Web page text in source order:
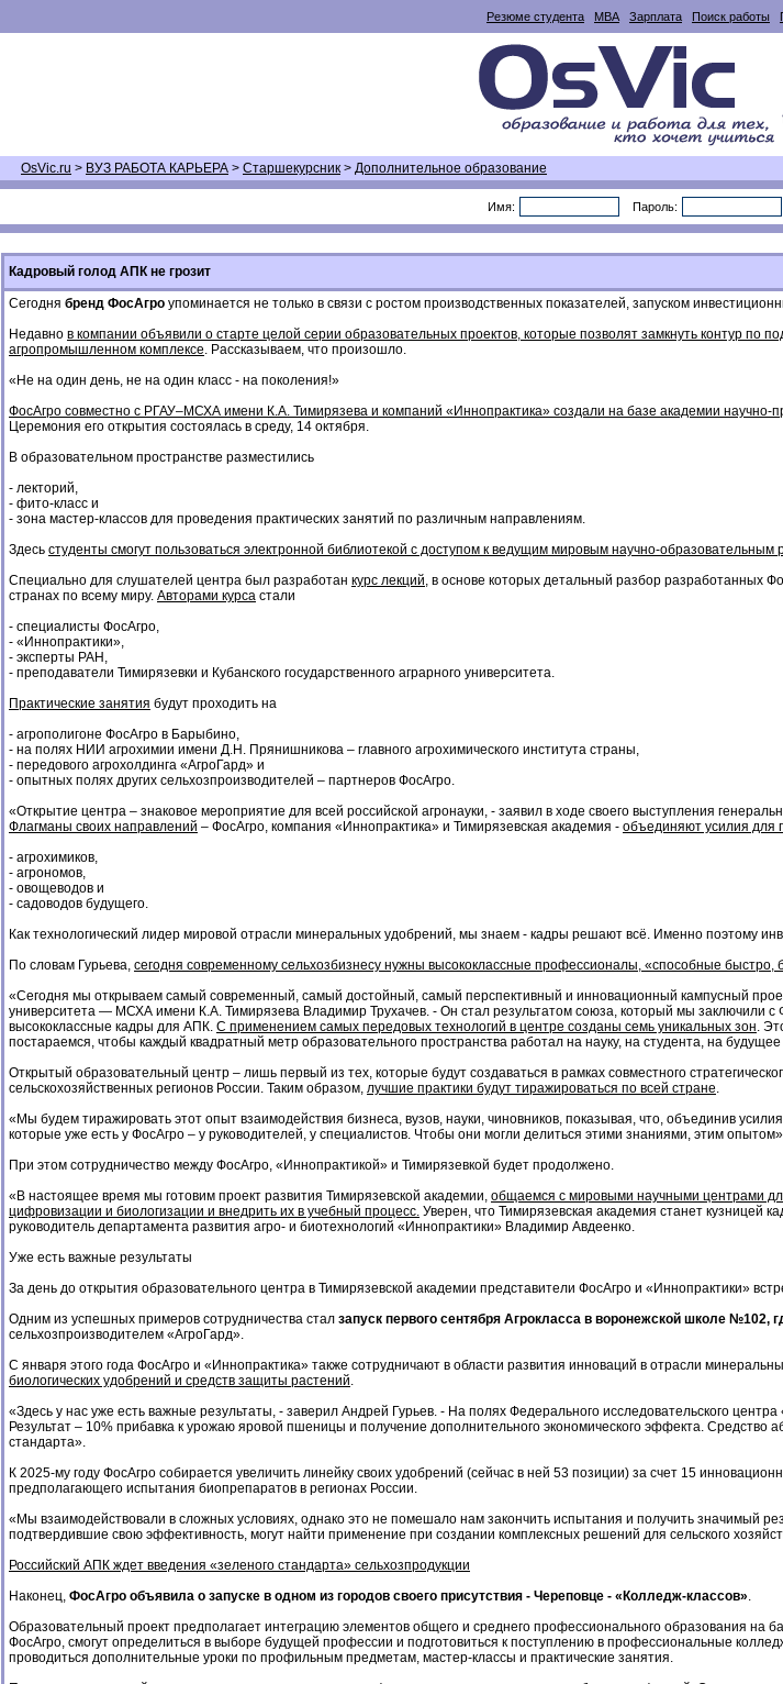
Резюме студента MBA Зарплата Поиск работы
OsVic.ru > ВУЗ РАБОТА КАРЬЕРА > Старшекурсник > Дополнительное образование
Имя: Пароль:
Кадровый голод АПК не грозит
Сегодня бренд ФосАгро упоминается не только в связи с ростом производственных показателей, запуском
Недавно в компании объявили о старте целой серии образовательных проектов, которые позволят замкнуть контур по
агропромышленном комплексе. Рассказываем, что произошло.
«Не на один день, не на один класс - на поколения!»
ФосАгро совместно с РГАУ–МСХА имени К.А. Тимирязева и компаний «Иннопрактика» создали на базе академии
Церемония его открытия состоялась в среду, 14 октября.
В образовательном пространстве разместились
- лекторий,
- фито-класс и
- зона мастер-классов для проведения практических занятий по различным направлениям.
Здесь студенты смогут пользоваться электронной библиотекой с доступом к ведущим мировым научно-образовательным
Специально для слушателей центра был разработан курс лекций, в основе которых детальный разбор разработанных
странах по всему миру. Авторами курса стали
- специалисты ФосАгро,
- «Иннопрактики»,
- эксперты РАН,
- преподаватели Тимирязевки и Кубанского государственного аграрного университета.
Практические занятия будут проходить на
- агрополигоне ФосАгро в Барыбино,
- на полях НИИ агрохимии имени Д.Н. Прянишникова – главного агрохимического института страны,
- передового агрохолдинга «АгроГард» и
- опытных полях других сельхозпроизводителей – партнеров ФосАгро.
«Открытие центра – знаковое мероприятие для всей российской агронауки, - заявил в ходе своего выступления
Флагманы своих направлений – ФосАгро, компания «Иннопрактика» и Тимирязевская академия - объединяют усилия для
- агрохимиков,
- агрономов,
- овощеводов и
- садоводов будущего.
Как технологический лидер мировой отрасли минеральных удобрений, мы знаем - кадры решают всё. Именно поэтому
По словам Гурьева, сегодня современному сельхозбизнесу нужны высококлассные профессионалы, «способные быстро,
«Сегодня мы открываем самый современный, самый достойный, самый перспективный и инновационный кампусный
университета — МСХА имени К.А. Тимирязева Владимир Трухачев. - Он стал результатом союза, который мы заключили с
высококлассные кадры для АПК. С применением самых передовых технологий в центре созданы семь уникальных зон.
постараемся, чтобы каждый квадратный метр образовательного пространства работал на науку, на студента, на
Открытый образовательный центр – лишь первый из тех, которые будут создаваться в рамках совместного
сельскохозяйственных регионов России. Таким образом, лучшие практики будут тиражироваться по всей стране.
«Мы будем тиражировать этот опыт взаимодействия бизнеса, вузов, науки, чиновников, показывая, что, объединив
которые уже есть у ФосАгро – у руководителей, у специалистов. Чтобы они могли делиться этими знаниями, этим
При этом сотрудничество между ФосАгро, «Иннопрактикой» и Тимирязевкой будет продолжено.
«В настоящее время мы готовим проект развития Тимирязевской академии, общаемся с мировыми научными центрами
цифровизации и биологизации и внедрить их в учебный процесс. Уверен, что Тимирязевская академия станет кузницей
руководитель департамента развития агро- и биотехнологий «Иннопрактики» Владимир Авдеенко.
Уже есть важные результаты
За день до открытия образовательного центра в Тимирязевской академии представители ФосАгро и «Иннопрактики»
Одним из успешных примеров сотрудничества стал запуск первого сентября Агрокласса в воронежской школе №102,
сельхозпроизводителем «АгроГард».
С января этого года ФосАгро и «Иннопрактика» также сотрудничают в области развития инноваций в отрасли
биологических удобрений и средств защиты растений.
«Здесь у нас уже есть важные результаты, - заверил Андрей Гурьев. - На полях Федерального исследовательского
Результат – 10% прибавка к урожаю яровой пшеницы и получение дополнительного экономического эффекта.
стандарта».
К 2025-му году ФосАгро собирается увеличить линейку своих удобрений (сейчас в ней 53 позиции) за счет 15
предполагающего испытания биопрепаратов в регионах России.
«Мы взаимодействовали в сложных условиях, однако это не помешало нам закончить испытания и получить значимый
подтвердившие свою эффективность, могут найти применение при создании комплексных решений для сельского
Российский АПК ждет введения «зеленого стандарта» сельхозпродукции
Наконец, ФосАгро объявила о запуске в одном из городов своего присутствия - Череповце - «Колледж-классов».
Образовательный проект предполагает интеграцию элементов общего и среднего профессионального образования на
ФосАгро, смогут определиться в выборе будущей профессии и подготовиться к поступлению в профессиональные
проводиться дополнительные уроки по профильным предметам, мастер-классы и практические занятия.